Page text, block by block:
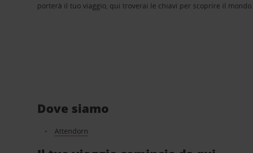
porterà il tuo viaggio, qui troverai le chiavi per scoprire il mondo.
Dove siamo
Attendorn